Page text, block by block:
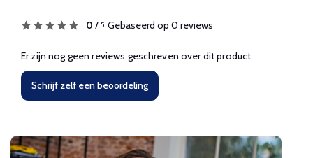
0 / 5 Gebaseerd op 0 reviews
Er zijn nog geen reviews geschreven over dit product.
Schrijf zelf een beoordeling